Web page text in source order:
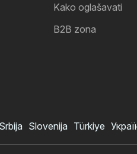
Kako oglašavati
B2B zona
Slovenija Türkiye